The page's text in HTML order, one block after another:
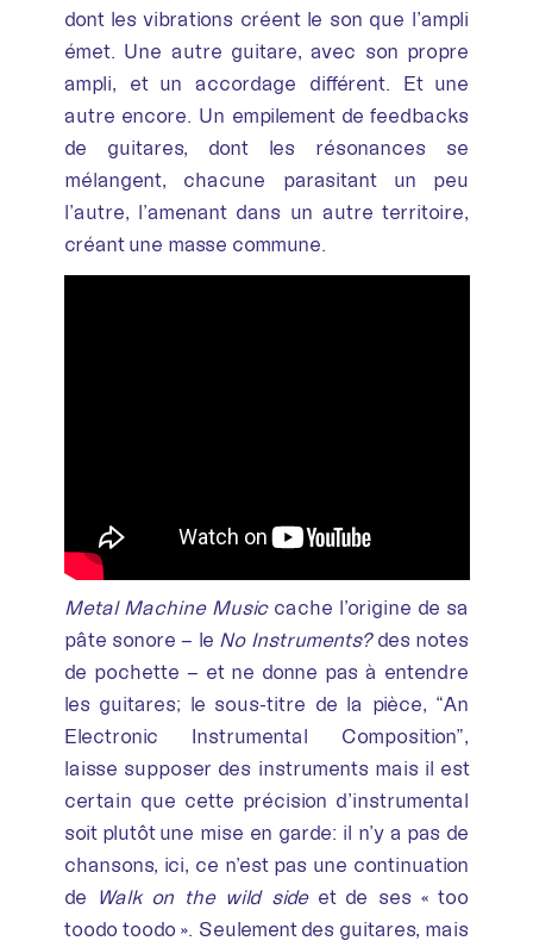
dont les vibrations créent le son que l’ampli
émet. Une autre guitare, avec son propre
ampli, et un accordage différent. Et une
autre encore. Un empilement de feedbacks
de guitares, dont les résonances se
mélangent, chacune parasitant un peu
l’autre, l’amenant dans un autre territoire,
créant une masse commune.
Metal Machine Musiccache l’origine de sa
pâte sonore – le No Instruments?des notes
de pochette – et ne donne pas à entendre
les guitares; le sous-titre de la pièce, “An
Electronic Instrumental Composition”,
laisse supposer des instruments mais il est
certain que cette précision d’instrumental
soit plutôt une mise en garde: il n’y a pas de
chansons, ici, ce n’est pas une continuation
de Walk on the wild sideet de ses « too
toodo toodo ». Seulement des guitares, mais